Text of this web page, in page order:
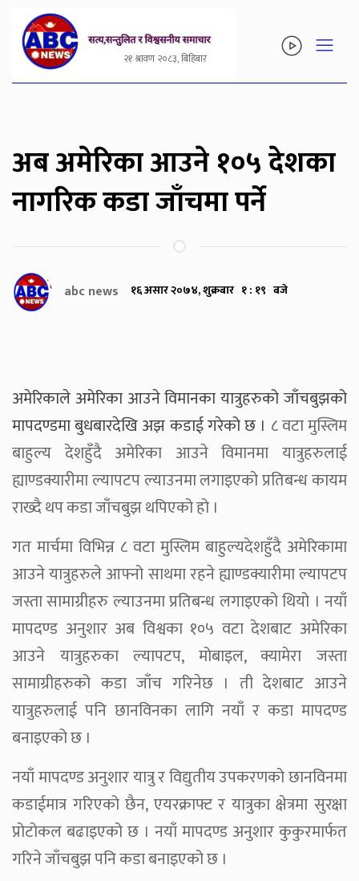
२१ श्रावण २०८३, बिहिबार
अब अमेरिका आउने १०५ देशका
नागरिक कडा जाँचमा पर्ने
abc news १६ असार २०७४, शुक्रबार १ : १९ बजे
अमेरिकाले अमेरिका आउने विमानका यात्रुहरुको जाँचबुझको
मापदण्डमा बुधबारदेखि अझ कडाई गरेको छ । ८ वटा मुस्लिम
बाहुल्य देशहुँदै अमेरिका आउने विमानमा यात्रुहरुलाई
ह्याण्डक्यारीमा ल्यापटप ल्याउनमा लगाइएको प्रतिबन्ध कायम
राख्दै थप कडा जाँचबुझ थपिएको हो ।
गत मार्चमा विभिन्न ८ वटा मुस्लिम बाहुल्यदेशहुँदै अमेरिकामा
आउने यात्रुहरुले आफ्नो साथमा रहने ह्याण्डक्यारीमा ल्यापटप
जस्ता सामाग्रीहरु ल्याउनमा प्रतिबन्ध लगाइएको थियो । नयाँ
मापदण्ड अनुशार अब विश्वका १०५ वटा देशबाट अमेरिका
आउने यात्रुहरुका ल्यापटप, मोबाइल, क्यामेरा जस्ता
सामाग्रीहरुको कडा जाँच गरिनेछ । ती देशबाट आउने
यात्रुहरुलाई पनि छानविनका लागि नयाँ र कडा मापदण्ड
बनाइएको छ ।
नयाँ मापदण्ड अनुशार यात्रु र विद्युतीय उपकरणको छानविनमा
कडाईमात्र गरिएको छैन, एयरक्राफ्ट र यात्रुका क्षेत्रमा सुरक्षा
प्रोटोकल बढाइएको छ । नयाँ मापदण्ड अनुशार कुकुरमार्फत
गरिने जाँचबुझ पनि कडा बनाइएको छ ।